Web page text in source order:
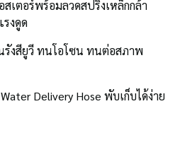
สเตอร์พร้อมลวดสปริงเหล็กกล้า
งดูด
รังสียูวี ทนโอโซน ทนต่อสภาพ
Delivery Hose พับเก็บได้ง่าย